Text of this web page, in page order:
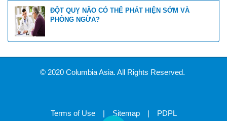
ĐỘT QUỴ NÃO CÓ THỂ PHÁT HIỆN SỚM VÀ
PHÒNG NGỪA?
© 2020 Columbia Asia. All Rights Reserved.
Terms of Use | Sitemap | PDPL